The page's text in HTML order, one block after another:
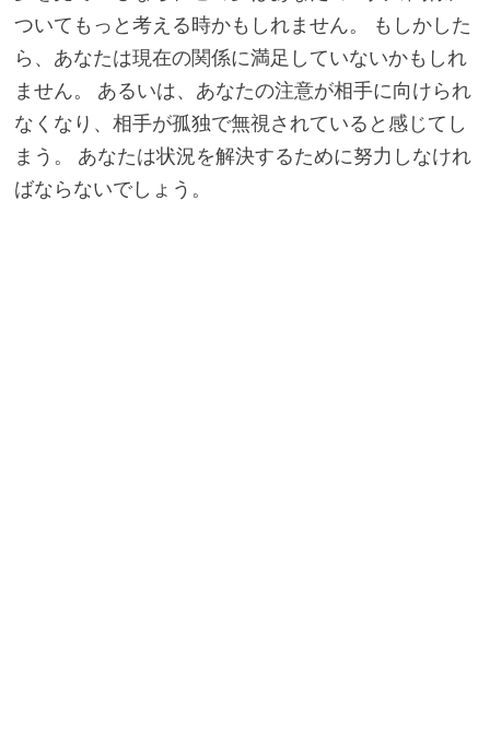
ついてもっと考える時かもしれません。 もしかした
ら、あなたは現在の関係に満足していないかもしれ
ません。 あるいは、あなたの注意が相手に向けられ
なくなり、相手が孤独で無視されていると感じてし
まう。 あなたは状況を解決するために努力しなけれ
ばならないでしょう。